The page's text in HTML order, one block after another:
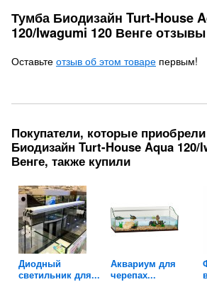
Тумба Биодизайн Turt-House
120/Iwagumi 120 Венге отзывы
Оставьте отзыв об этом товаре первым!
Покупатели, которые
Биодизайн Turt-House Aqua 120/
Венге, также купили
Диодный
светильник для...
Аквариум для
черепах...